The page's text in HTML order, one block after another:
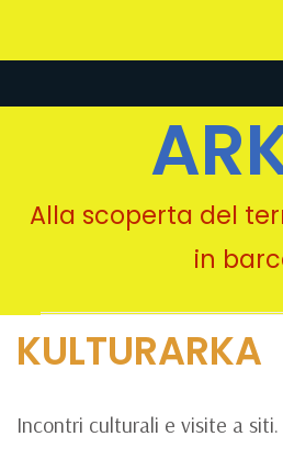
Alla scoperta del
in
KULTURARKA
Incontri culturali e visite a siti.